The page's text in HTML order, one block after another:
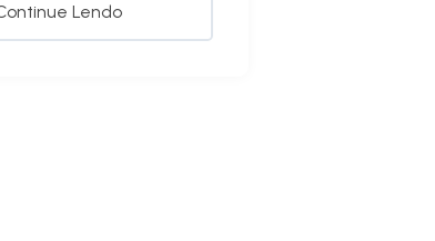
Lendo